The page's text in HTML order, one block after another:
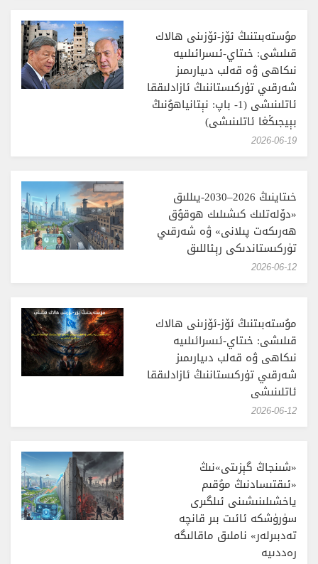
مۇستەبىتنىڭ ئۆز-ئۆزىنى ھالاك
قىلىشى: خىتاي-ئىسرائىلىيە
نىكاھى ۋە قەلب دىيارىمىز
شەرقىي تۈركىستاننىڭ ئازادلىققا
ئاتلىنىشى (1- باپ: نېتانياھۇنىڭ
بېيجىڭغا ئاتلىنىشى)
‎2026-06-19
خىتاينىڭ 2026–2030-يىللىق
«دۆلەتلىك كىشىلىك ھوقۇق
ھەرىكەت پىلانى» ۋە شەرقىي
تۈركىستاندىكى رېئاللىق
‎2026-06-12
مۇستەبىتنىڭ ئۆز-ئۆزىنى ھالاك
قىلىشى: خىتاي-ئىسرائىلىيە
نىكاھى ۋە قەلب دىيارىمىز
شەرقىي تۈركىستاننىڭ ئازادلىققا
ئاتلىنىشى
‎2026-06-12
«شىنجاڭ گېزىتى»نىڭ
«ئىقتىسادنىڭ مۇقىم
ياخشىلىنىشىنى ئىلگىرى
سۈرۈشكە ئائىت بىر قانچە
تەدبىرلەر» ناملىق ماقالىگە
رەددىيە